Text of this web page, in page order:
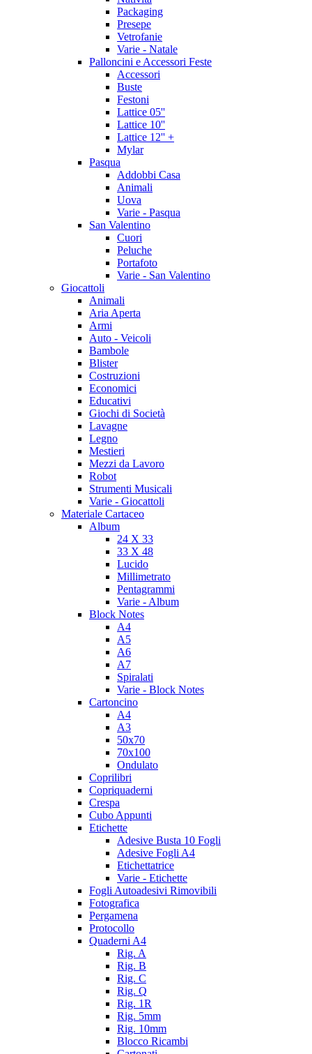
Packaging
Presepe
Vetrofanie
Varie - Natale
Palloncini e Accessori Feste
Accessori
Buste
Festoni
Lattice 05''
Lattice 10''
Lattice 12'' +
Mylar
Pasqua
Addobbi Casa
Animali
Uova
Varie - Pasqua
San Valentino
Cuori
Peluche
Portafoto
Varie - San Valentino
Giocattoli
Animali
Aria Aperta
Armi
Auto - Veicoli
Bambole
Blister
Costruzioni
Economici
Educativi
Giochi di Società
Lavagne
Legno
Mestieri
Mezzi da Lavoro
Robot
Strumenti Musicali
Varie - Giocattoli
Materiale Cartaceo
Album
24 X 33
33 X 48
Lucido
Millimetrato
Pentagrammi
Varie - Album
Block Notes
A4
A5
A6
A7
Spiralati
Varie - Block Notes
Cartoncino
A4
A3
50x70
70x100
Ondulato
Coprilibri
Copriquaderni
Crespa
Cubo Appunti
Etichette
Adesive Busta 10 Fogli
Adesive Fogli A4
Etichettatrice
Varie - Etichette
Fogli Autoadesivi Rimovibili
Fotografica
Pergamena
Protocollo
Quaderni A4
Rig. A
Rig. B
Rig. C
Rig. Q
Rig. 1R
Rig. 5mm
Rig. 10mm
Blocco Ricambi